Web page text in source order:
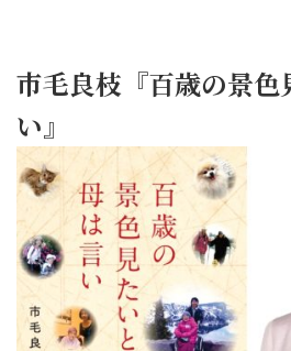
市毛良枝『百歳の景
い』